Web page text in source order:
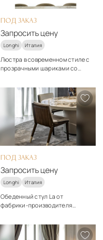
ПОД ЗАКАЗ
Запросить цену
Longhi Италия
Люстра в современном стиле с
прозрачными шариками со
арт-деко
Подробнее
Запросить цену
ПОД ЗАКАЗ
Запросить цену
Longhi Италия
Обеденный стул La от
фабрики-производителя
арт-деко